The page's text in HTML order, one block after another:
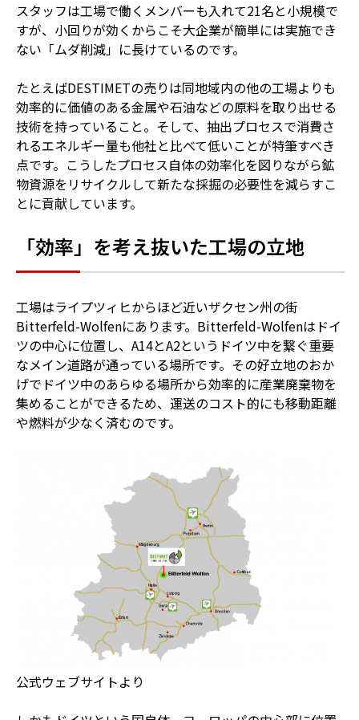
スタッフは工場で働くメンバーも入れて21名と小規模で
すが、小回りが効くからこそ大企業が簡単には実施でき
ない「ムダ削減」に長けているのです。
たとえばDESTIMETの売りは同地域内の他の工場よりも
効率的に価値のある金属や石油などの原料を取り出せる
技術を持っていること。そして、抽出プロセスで消費さ
れるエネルギー量も他社と比べて低いことが特筆すべき
点です。こうしたプロセス自体の効率化を図りながら鉱
物資源をリサイクルして新たな採掘の必要性を減らすこ
とに貢献しています。
「効率」を考え抜いた工場の立地
工場はライプツィヒからほど近いザクセン州の街
Bitterfeld-Wolfenにあります。Bitterfeld-Wolfenはドイ
ツの中心に位置し、A14とA2というドイツ中を繋ぐ重要
なメイン道路が通っている場所です。その好立地のおか
げでドイツ中のあらゆる場所から効率的に産業廃棄物を
集めることができるため、運送のコスト的にも移動距離
や燃料が少なく済むのです。
公式ウェブサイトより